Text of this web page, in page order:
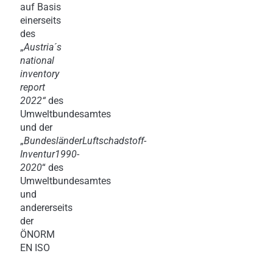
auf Basis
einerseits
des
„Austria´s
national
inventory
report
2022“des
Umweltbundesamtes
und der
„BundesländerLuftschadstoff-
Inventur1990-
2020“ des
Umweltbundesamtes
und
andererseits
der
ÖNORM
EN ISO